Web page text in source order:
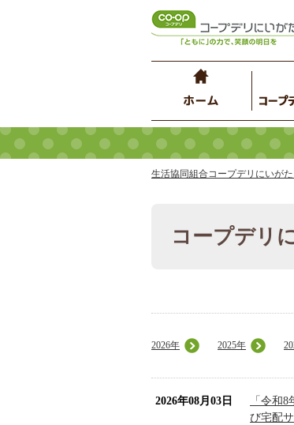
生活協同組合コープデリにいが
コープデリ
2026年 2025年
2026年08月03日
「令和
び宅配